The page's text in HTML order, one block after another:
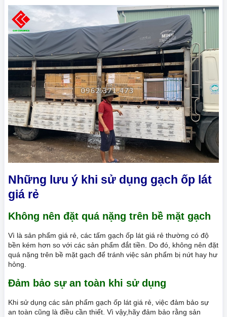
Những lưu ý khi sử dụng gạch ốp lát
giá rẻ
Không nên đặt quá nặng trên bề mặt gạch
Vì là sản phẩm giá rẻ, các tấm gạch ốp lát giá rẻ thường có độ
bền kém hơn so với các sản phẩm đắt tiền. Do đó, không nên đặt
quá nặng trên bề mặt gạch để tránh việc sản phẩm bị nứt hay hư
hỏng.
Đảm bảo sự an toàn khi sử dụng
Khi sử dụng các sản phẩm gạch ốp lát giá rẻ, việc đảm bảo sự
an toàn cũng là điều cần thiết. Vì vậy,hãy đảm bảo rằng sản